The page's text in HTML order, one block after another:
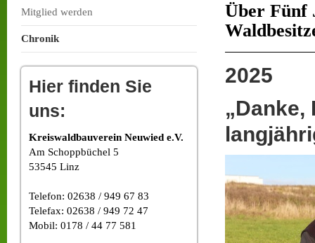
Mitglied werden
Chronik
Hier finden Sie
uns:
Kreiswaldbauverein Neuwied e.V.
Am Schoppbüchel 5
53545 Linz
Telefon: 02638 / 949 67 83
Telefax: 02638 / 949 72 47
Mobil: 0178 / 44 77 581
Über Fünf
2025
„Danke,